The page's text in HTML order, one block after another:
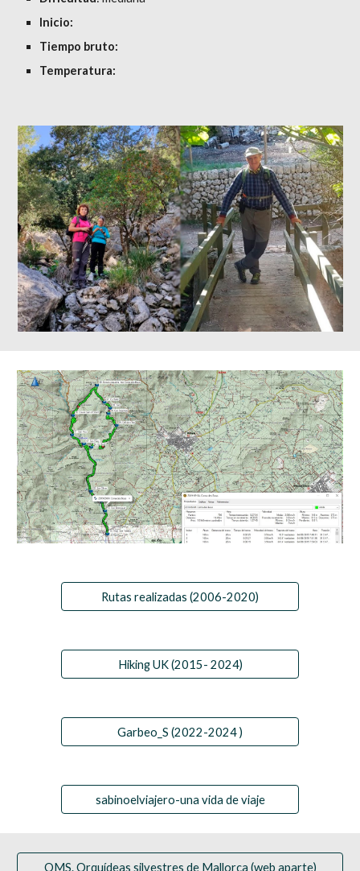
Inicio:
Tiempo bruto:
Temperatura:
Rutas realizadas (2006-2020)
Hiking UK (2015- 2024)
Garbeo_S (2022-2024 )
sabinoelviajero-una vida de viaje
OMS. Orquídeas silvestres de Mallorca (web aparte)